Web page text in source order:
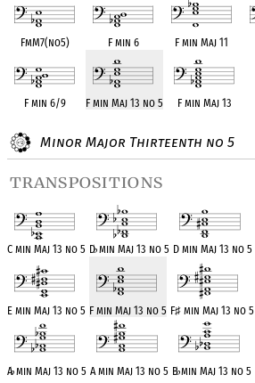
FmM7(no5) F min 6 F min Maj 11
F min 6/9 F min Maj 13 no 5 F min Maj 13
Minor Major Thirteenth no 5
transpositions
C min Maj 13 no 5 D♭min Maj 13 no 5 D min Maj 13 no 5
E min Maj 13 no 5 F min Maj 13 no 5 F♯ min Maj 13 no 5
A♭min Maj 13 no 5 A min Maj 13 no 5 B♭min Maj 13 no 5